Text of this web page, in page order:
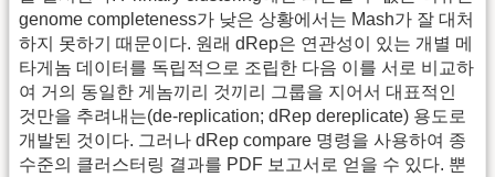
genome completeness가 낮은 상황에서는 Mash가 잘 대처
하지 못하기 때문이다. 원래 dRep은 연관성이 있는 개별 메
타게놈 데이터를 독립적으로 조립한 다음 이를 서로 비교하
여 거의 동일한 게놈끼리 것끼리 그룹을 지어서 대표적인
것만을 추려내는(de-replication; dRep dereplicate) 용도로
개발된 것이다. 그러나 dRep compare 명령을 사용하여 종
수준의 클러스터링 결과를 PDF 보고서로 얻을 수 있다. 뿐